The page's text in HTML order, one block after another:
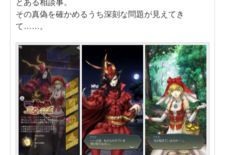
とある相談事。
その真偽を確かめるうち深刻な問題が見えてき
て……。